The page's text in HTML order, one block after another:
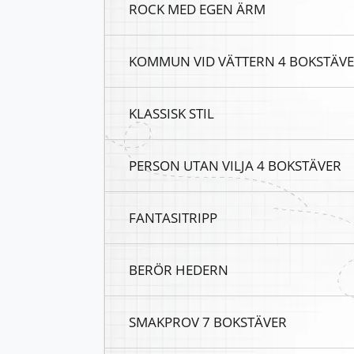
ROCK MED EGEN ÄRM
KOMMUN VID VÄTTERN 4
KLASSISK STIL
PERSON UTAN VILJA 4 BOKSTÄVER
FANTASITRIPP
BERÖR HEDERN
SMAKPROV 7 BOKSTÄVER